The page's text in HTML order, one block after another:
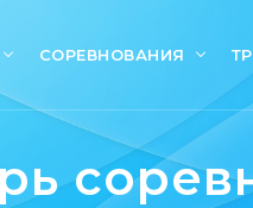
СОРЕВНОВАНИЯ